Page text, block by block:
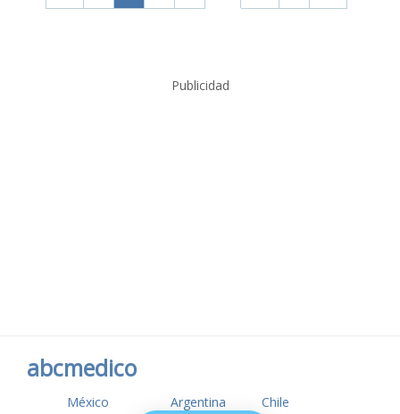
Publicidad
abcmedico
México Argentina Chile